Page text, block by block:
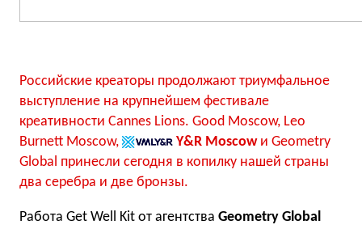
Российские креаторы продолжают триумфальное
выступление на крупнейшем фестивале
креативности Cannes Lions. Good Moscow, Leo
Burnett Moscow,
Y&R Moscowи Geometry
Global принесли сегодня в копилку нашей страны
два серебра и две бронзы.
Работа Get Well Kit от агентства Geometry Global